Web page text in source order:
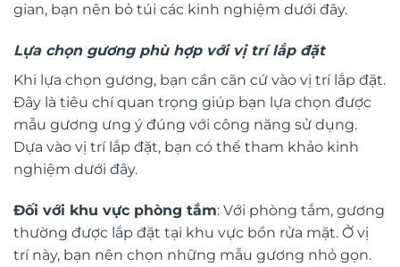
gian, bạn nên bỏ túi các kinh nghiệm dưới đây.
Lựa chọn gương phù hợp với vị trí lắp đặt
Khi lựa chọn gương, bạn cần căn cứ vào vị trí lắp đặt.
Đây là tiêu chí quan trọng giúp bạn lựa chọn được
mẫu gương ưng ý đúng với công năng sử dụng.
Dựa vào vị trí lắp đặt, bạn có thể tham khảo kinh
nghiệm dưới đây.
Đối với khu vực phòng tắm: Với phòng tắm, gương
thường được lắp đặt tại khu vực bồn rửa mặt. Ở vị
trí này, bạn nên chọn những mẫu gương nhỏ gọn.